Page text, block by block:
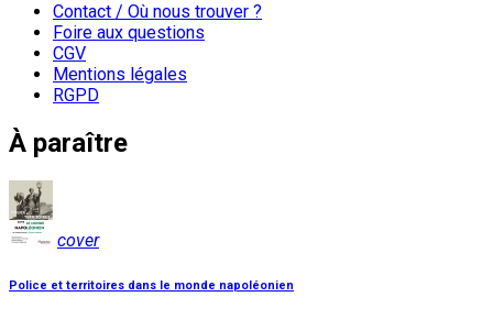
Contact / Où nous trouver ?
Foire aux questions
CGV
Mentions légales
RGPD
À paraître
cover
Police et territoires dans le monde napoléonien